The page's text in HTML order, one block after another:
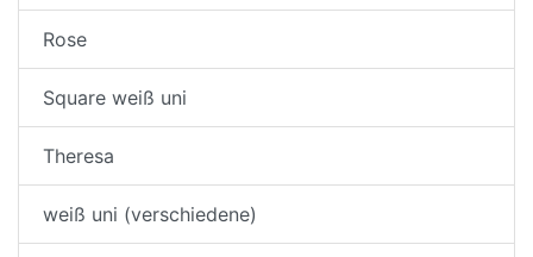
Rose
Square weiß uni
Theresa
weiß uni (verschiedene)